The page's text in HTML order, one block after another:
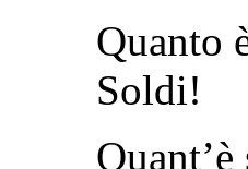
Quanto
Soldi!